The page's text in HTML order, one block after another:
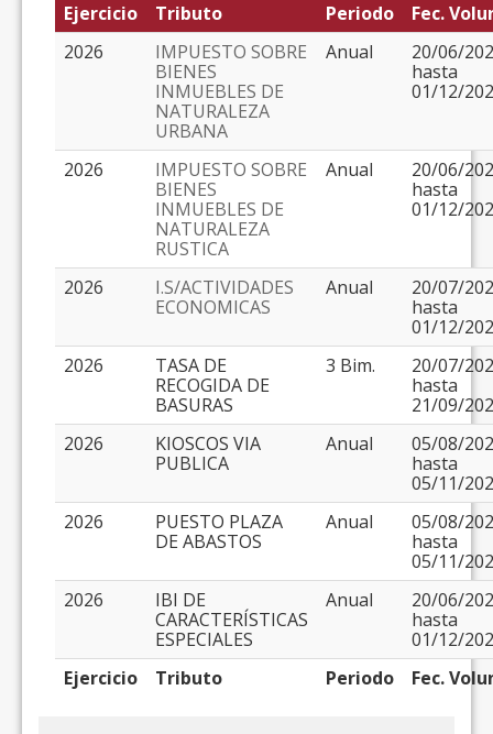
Ejercicio Tributo Periodo
Fec.
2026
IMPUESTO SOBRE
BIENES
INMUEBLES DE
NATURALEZA
URBANA
Anual
20/06/
hasta
01/12/
2026
IMPUESTO SOBRE
BIENES
INMUEBLES DE
NATURALEZA
RUSTICA
Anual
20/06/
hasta
01/12/
2026
I.S/ACTIVIDADES
ECONOMICAS
Anual
20/07/
hasta
01/12/
2026
TASA DE
RECOGIDA DE
BASURAS
3 Bim.
20/07/
hasta
21/09/
2026
KIOSCOS VIA
PUBLICA
Anual
05/08/
hasta
05/11/
2026
PUESTO PLAZA
DE ABASTOS
Anual
05/08/
hasta
05/11/
2026
IBI DE
CARACTERÍSTICAS
ESPECIALES
Anual
20/06/
hasta
01/12/
Ejercicio
Tributo Periodo Fec.